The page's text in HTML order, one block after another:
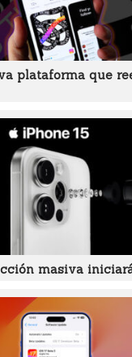
plataforma que
masiva